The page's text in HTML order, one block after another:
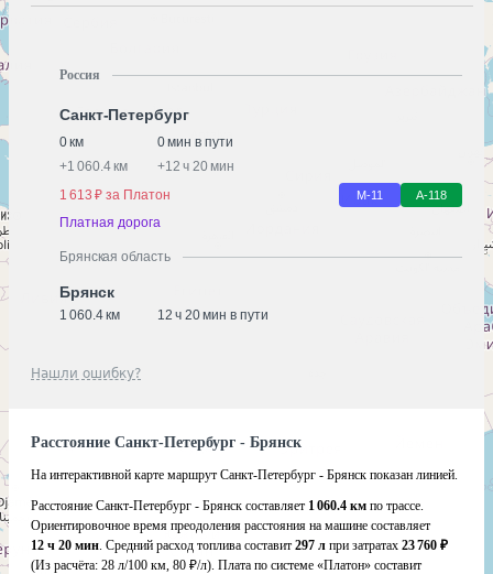
Россия
Санкт-Петербург
0 км
0 мин в пути
+1 060.4 км +12 ч 20 мин
1 613 ₽ за Платон
М-11 А-118
Платная дорога
Брянская область
Брянск
1 060.4 км 12 ч 20 мин в пути
Нашли ошибку?
Расстояние Санкт-Петербург - Брянск
На интерактивной карте маршрут Санкт-Петербург - Брянск показан линией.
Расстояние Санкт-Петербург - Брянск составляет 1 060.4 км по трассе.
Ориентировочное время преодоления расстояния на машине составляет
12 ч 20 мин. Средний расход топлива составит 297 л при затратах 23 760 ₽
(Из расчёта: 28 л/100 км, 80 ₽/л). Плата по системе «Платон» составит